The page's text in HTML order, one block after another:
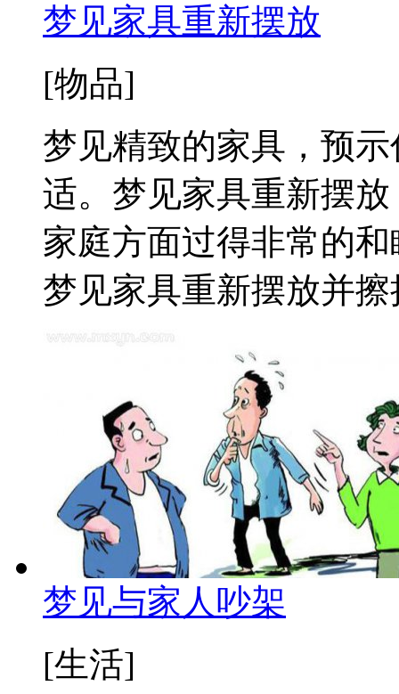
梦见家具重新摆放
[物品]
梦见精致的家具，预
适。梦见家具重新摆
家庭方面过得非常的
梦见家具重新摆放并
梦见与家人吵架
[生活]